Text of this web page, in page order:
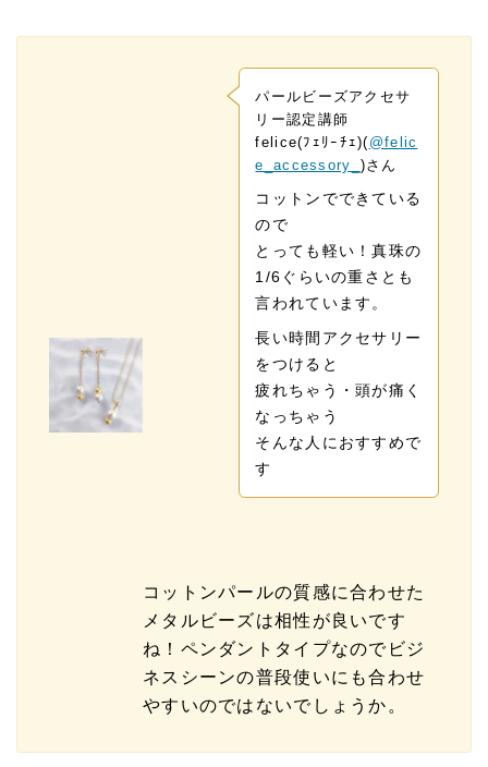
パールビーズアクセサ
リー認定講師
felice(ﾌｪﾘｰﾁｪ)( @felic
e_accessory_ )さん
コットンでできている
ので
とっても軽い！真珠の
1/6ぐらいの重さとも
言われています。
長い時間アクセサリー
をつけると
疲れちゃう・頭が痛く
なっちゃう
そんな人におすすめで
す
コットンパールの質感に合わせた
メタルビーズは相性が良いです
ね！ペンダントタイプなのでビジ
ネスシーンの普段使いにも合わせ
やすいのではないでしょうか。